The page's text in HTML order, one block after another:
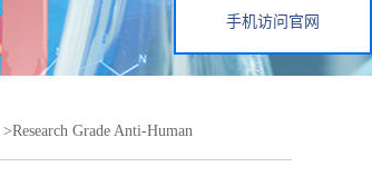
>Research Grade Anti-Human
手机访问官网